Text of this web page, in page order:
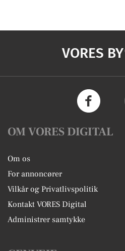
VORES BY
OM VORES DIGITAL
Om os
For annoncører
Vilkår og Privatlivspolitik
Kontakt VORES Digital
Administrer samtykke